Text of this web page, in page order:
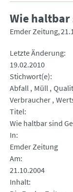
Wie haltbar
Emder Zeitung
Letzte Änderung
19.02.2010
Stichwort(e)
Abfall Müll
Verbraucher
Titel
Wie haltbar sind
In
Emder Zeitung
Am
21.10.2004
Inhalt